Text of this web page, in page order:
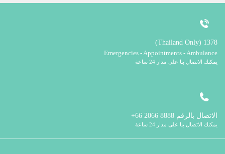
1378 (Thailand Only)
Emergencies - Appointments - Ambulance
يمكنك الاتصال بنا على مدار 24 ساعة
الاتصال بالرقم
يمكنك الاتصال بنا على مدار 24 ساعة